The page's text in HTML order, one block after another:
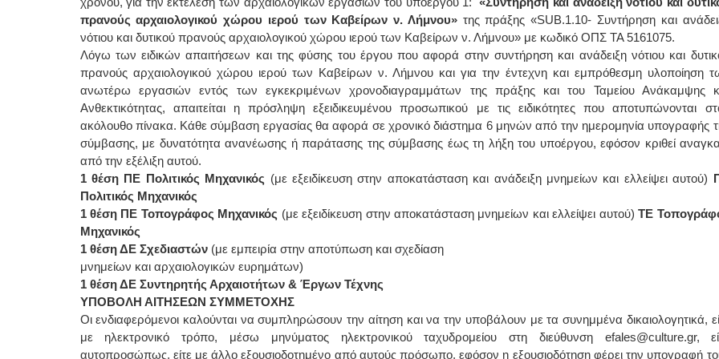
πρανούς αρχαιολογικού χώρου ιερού των Καβείρων ν. Λήμνου»της πράξης «SUB.1.10- Συντήρηση και
νότιου και δυτικού πρανούς αρχαιολογικού χώρου ιερού των Καβείρων ν. Λήμνου» με κωδικό ΟΠΣ ΤΑ 5161075.
Λόγω των ειδικών απαιτήσεων και της φύσης του έργου που αφορά στην συντήρηση και ανάδειξη νότιου και
πρανούς αρχαιολογικού χώρου ιερού των Καβείρων ν. Λήμνου και για την έντεχνη και εμπρόθεσμη υλοποίηση
ανωτέρω εργασιών εντός των εγκεκριμένων χρονοδιαγραμμάτων της πράξης και του Ταμείου Ανάκαμψης
Ανθεκτικότητας, απαιτείται η πρόσληψη εξειδικευμένου προσωπικού με τις ειδικότητες που αποτυπώνονται
ακόλουθο πίνακα. Κάθε σύμβαση εργασίας θα αφορά σε χρονικό διάστημα 6 μηνών από την ημερομηνία υπογραφής
σύμβασης, με δυνατότητα ανανέωσης ή παράτασης της σύμβασης έως τη λήξη του υποέργου, εφόσον κριθεί
από την εξέλιξη αυτού.
1 θέση ΠΕ Πολιτικός Μηχανικός (με εξειδίκευση στην αποκατάσταση και ανάδειξη μνημείων και ελλείψει αυτού)
Πολιτικός Μηχανικός
1 θέση ΠΕ Τοπογράφος Μηχανικός (με εξειδίκευση στην αποκατάσταση μνημείων και ελλείψει αυτού)ΤΕ
Μηχανικός
1 θέση ΔΕ Σχεδιαστών (με εμπειρία στην αποτύπωση και σχεδίαση
μνημείων και αρχαιολογικών ευρημάτων)
1 θέση ΔΕ Συντηρητής Αρχαιοτήτων & Έργων Τέχνης
ΥΠΟΒΟΛΗ ΑΙΤΗΣΕΩΝ ΣΥΜΜΕΤΟΧΗΣ
Οι ενδιαφερόμενοι καλούνται να συμπληρώσουν την αίτηση και να την υποβάλουν με τα συνημμένα δικαιολογητικά,
με ηλεκτρονικό τρόπο, μέσω μηνύματος ηλεκτρονικού ταχυδρομείου στη διεύθυνση efales@culture.gr,
αυτοπροσώπως, είτε με άλλο εξουσιοδοτημένο από αυτούς πρόσωπο, εφόσον η εξουσιοδότηση φέρει την υπογραφή
ΙΩΑΝΝΗΣ Α. ΜΑΛΛΙΑΣ
ΧΕΙΡΟΥΡΓΟΣ
ΟΦΘΑΛΜΙΑΤΡΟΣ
Διδάκτωρ Ιατρικής Σχολής
Πανεπιστημίου Αθηνών
Καλλιπόλεως 3,Νέα Σμύρνη,
τηλ:210-9320215
Καβέτσου 10, Μυτιλήνη, τηλ:
2251038065
Χειρουργός Ωτορινολαρυγγολόγος
Στρατιωτικός Ιατρός